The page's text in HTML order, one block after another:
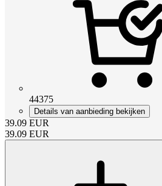
44375
Details van aanbieding bekijken
39.09 EUR
39.09 EUR